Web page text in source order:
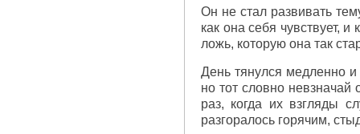
Он не стал развивать
как она себя чувствует,
ложь, которую она так
День тянулся медленно
но тот словно
раз, когда их взгляды
разгоралось горячим,